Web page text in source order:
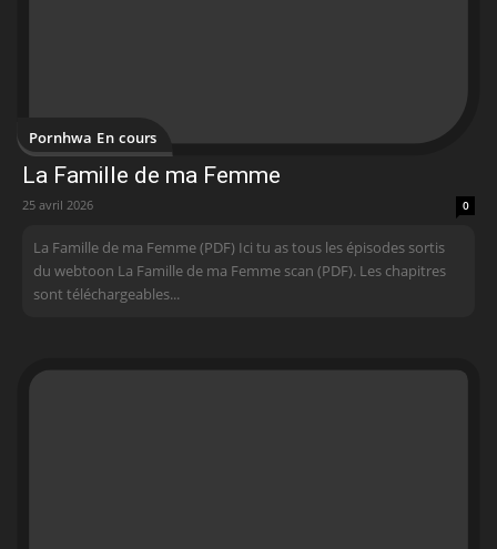
Pornhwa En cours
La Famille de ma Femme
25 avril 2026 0
La Famille de ma Femme (PDF) Ici tu as tous les épisodes sortis
du webtoon La Famille de ma Femme scan (PDF). Les chapitres
sont téléchargeables...